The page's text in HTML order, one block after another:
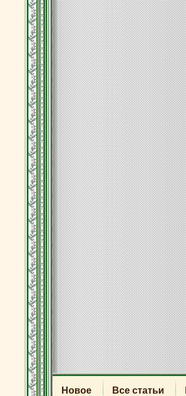
Новое Все статьи